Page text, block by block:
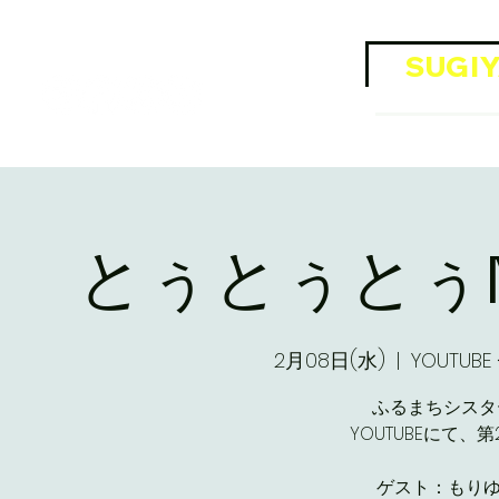
とぅとぅと
2月08日(水)
  |
ふるまちシス
YOUTUBEにて、
ゲスト：もり